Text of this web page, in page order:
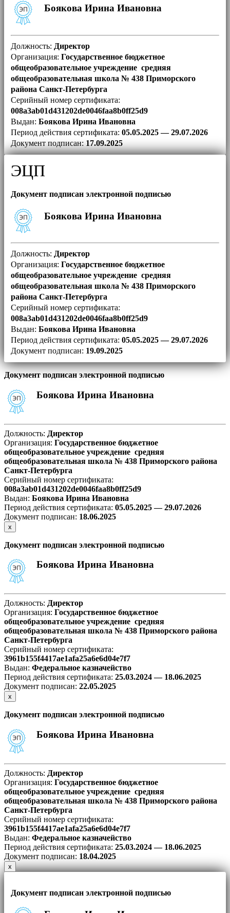
Боякова Ирина Ивановна
Должность: Директор
Организация: Государственное бюджетное
общеобразовательное учреждение средняя
общеобразовательная школа № 438 Приморского
района Санкт-Петербурга
Серийный номер сертификата:
008a3ab01d431202de0046faa8b0ff25d9
Выдан: Боякова Ирина Ивановна
Период действия сертификата: 05.05.2025 — 29.07.2026
Документ подписан: 17.09.2025
ЭЦП
Документ подписан электронной подписью
Боякова Ирина Ивановна
Должность: Директор
Организация: Государственное бюджетное
общеобразовательное учреждение средняя
общеобразовательная школа № 438 Приморского
района Санкт-Петербурга
Серийный номер сертификата:
008a3ab01d431202de0046faa8b0ff25d9
Выдан: Боякова Ирина Ивановна
Период действия сертификата: 05.05.2025 — 29.07.2026
Документ подписан: 19.09.2025
Документ подписан электронной подписью
Боякова Ирина Ивановна
Должность: Директор
Организация: Государственное бюджетное
общеобразовательное учреждение средняя
общеобразовательная школа № 438 Приморского района
Санкт-Петербурга
Серийный номер сертификата:
008a3ab01d431202de0046faa8b0ff25d9
Выдан: Боякова Ирина Ивановна
Период действия сертификата: 05.05.2025 — 29.07.2026
Документ подписан: 18.06.2025
х
Документ подписан электронной подписью
Боякова Ирина Ивановна
Должность: Директор
Организация: Государственное бюджетное
общеобразовательное учреждение средняя
общеобразовательная школа № 438 Приморского района
Санкт-Петербурга
Серийный номер сертификата:
3961b155f4417ae1afa25a6e6d04e7f7
Выдан: Федеральное казначейство
Период действия сертификата: 25.03.2024 — 18.06.2025
Документ подписан: 22.05.2025
х
Документ подписан электронной подписью
Боякова Ирина Ивановна
Должность: Директор
Организация: Государственное бюджетное
общеобразовательное учреждение средняя
общеобразовательная школа № 438 Приморского района
Санкт-Петербурга
Серийный номер сертификата:
3961b155f4417ae1afa25a6e6d04e7f7
Выдан: Федеральное казначейство
Период действия сертификата: 25.03.2024 — 18.06.2025
Документ подписан: 18.04.2025
х
Документ подписан электронной подписью